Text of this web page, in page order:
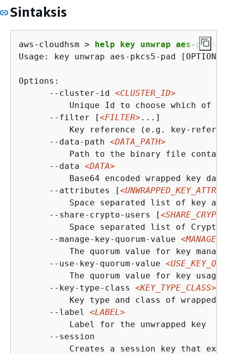
Sintaksis
aws-cloudhsm > help key unwrap aes-pkcs5-
Usage: key unwrap aes-pkcs5-pad
Options:
      --cluster-id
<CLUSTER_ID>
Unique Id to choose which of
      --filter [
<FILTER> ...]
Key reference (e.g. key-
      --data-path
<DATA_PATH>
Path to the binary file
      --data
<DATA>
          Base64 encoded wrapped key data
      --attributes [
Space separated list of key
      --share-crypto-users [
Space separated list of
      --manage-key-quorum-value
The quorum value for key
      --use-key-quorum-value
The quorum value for key
      --key-type-class
<KEY_TYPE_CLASS>
Key type and class of wrapped
      --label
<LABEL>
          Label for the unwrapped key
      --session
Creates a session key that